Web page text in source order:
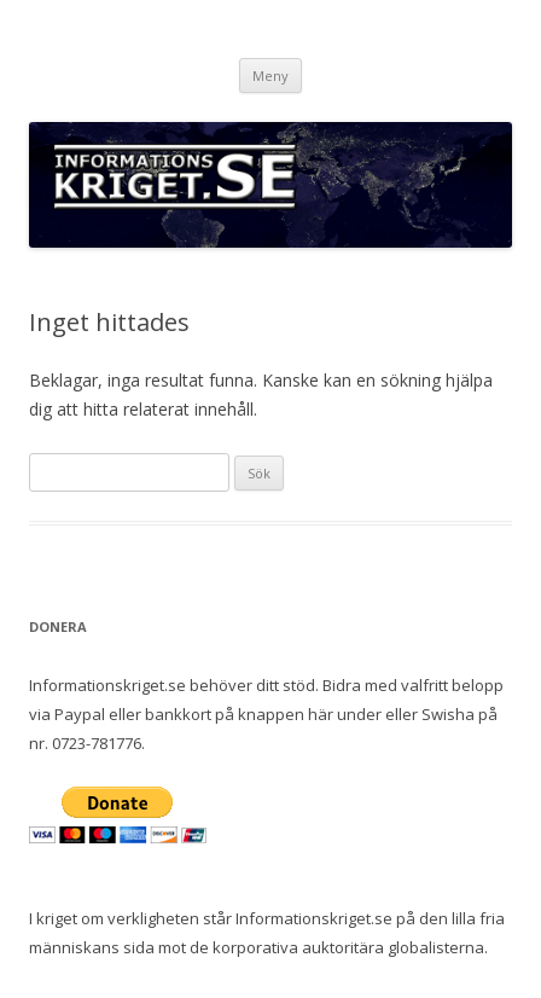
Meny
Inget hittades
Beklagar, inga resultat funna. Kanske kan en sökning hjälpa
dig att hitta relaterat innehåll.
efter:
DONERA
Informationskriget.se behöver ditt stöd. Bidra med valfritt belopp
via Paypal eller bankkort på knappen här under eller Swisha på
nr. 0723-781776.
I kriget om verkligheten står Informationskriget.se på den lilla fria
människans sida mot de korporativa auktoritära globalisterna.